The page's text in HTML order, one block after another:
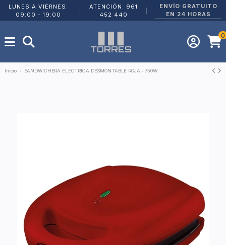
LUNES A VIERNES:
09:00 - 19:00
ATENCIÓN: 961
452 440
ENVÍO GRATUITO
EN 24 HORAS
0
Inicio SANDWICHERA ELECTRICA DESMONTABLE ROJA - 750W